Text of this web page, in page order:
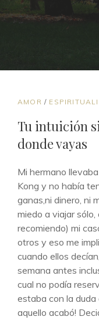
ENLACES
CATEGORÍAS
AMOR /
Tu intuición
donde vayas
Mi hermano
Kong y no había
ganas,ni dinero, ni
miedo a viajar
recomiendo) mi
otros y eso me
cuando ellos
semana antes
cual no podía
estaba con la duda
aquello acabó!